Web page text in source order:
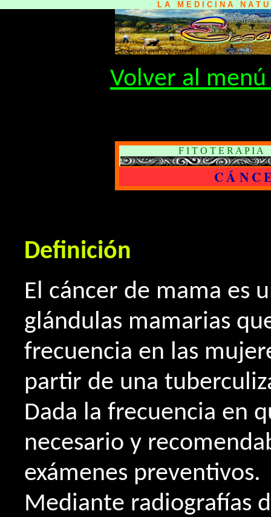
L A M E D I C I N A N A T
Volver al
F I T O T E R A P I
C Á N C
Definición
El cáncer de mama es
glándulas mamarias
frecuencia en las
partir de una
Dada la frecuencia en
necesario y
exámenes preventivos.
Mediante radiografías